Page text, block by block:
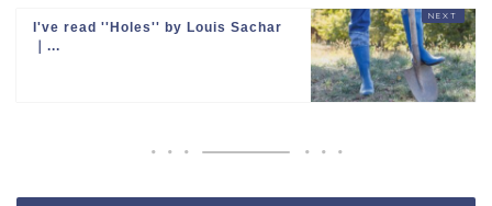
I've read ''Holes'' by Louis Sachar
｜...